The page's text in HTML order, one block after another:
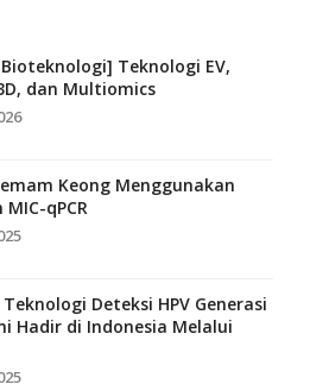
Teknologi EV,
dan Multiomics
Keong Menggunakan
qPCR
Teknologi Deteksi HPV Generasi
Hadir di Indonesia Melalui